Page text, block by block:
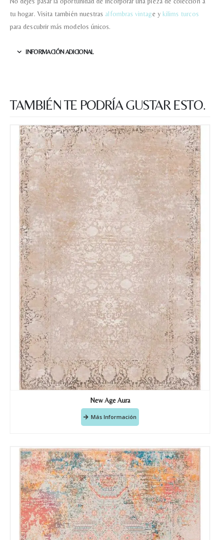
tu hogar. Visita también nuestras alfombras vintage y kilims turcos
para descubrir más modelos únicos.
INFORMACIÓN ADICIONAL
TAMBIÉN TE PODRÍA GUSTAR ESTO.
New Age Aura
Más Información